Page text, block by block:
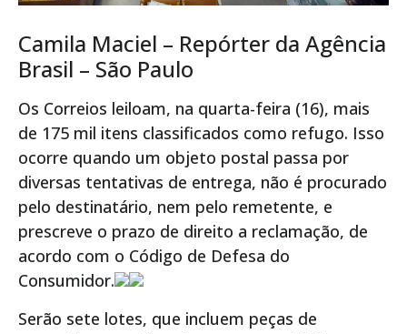
Camila Maciel – Repórter da Agência
Brasil – São Paulo
Os Correios leiloam, na quarta-feira (16), mais
de 175 mil itens classificados como refugo. Isso
ocorre quando um objeto postal passa por
diversas tentativas de entrega, não é procurado
pelo destinatário, nem pelo remetente, e
prescreve o prazo de direito a reclamação, de
acordo com o Código de Defesa do
Consumidor.
Serão sete lotes, que incluem peças de